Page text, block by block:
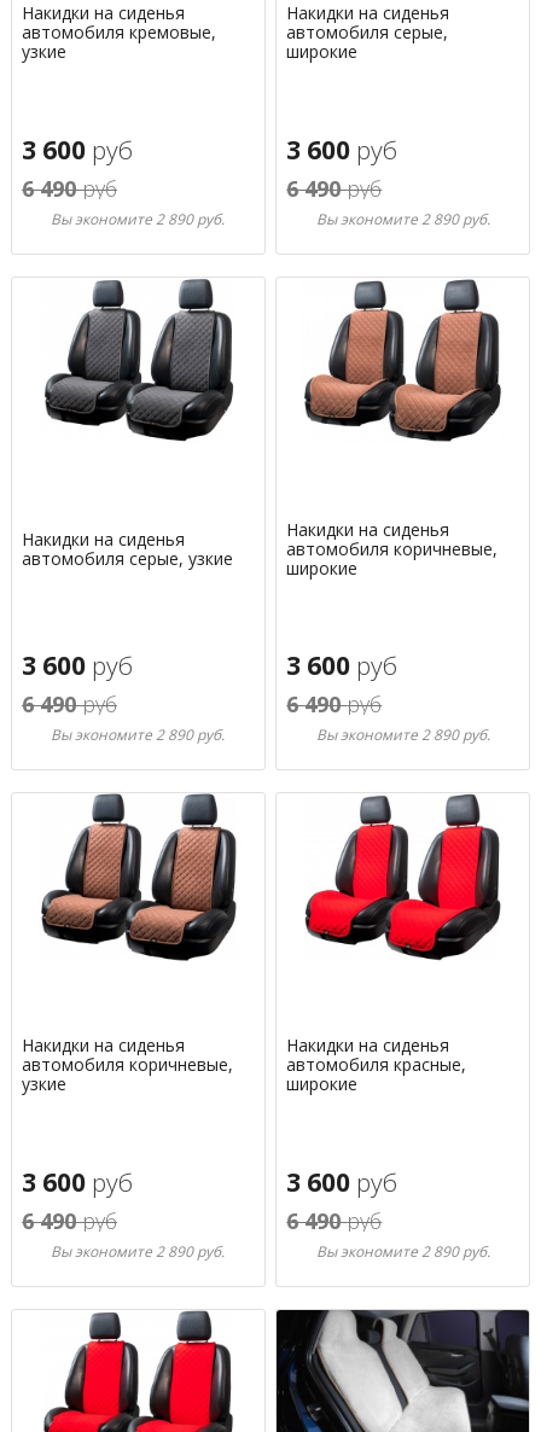
Накидки на сиденья
автомобиля кремовые,
узкие
3 600 руб
6 490руб
Вы экономите 2 890 руб.
Накидки на сиденья
автомобиля серые,
широкие
3 600 руб
6 490руб
Вы экономите 2 890 руб.
Накидки на сиденья
автомобиля серые, узкие
3 600 руб
6 490руб
Вы экономите 2 890 руб.
Накидки на сиденья
автомобиля коричневые,
широкие
3 600 руб
6 490руб
Вы экономите 2 890 руб.
Накидки на сиденья
автомобиля коричневые,
узкие
3 600 руб
6 490руб
Вы экономите 2 890 руб.
Накидки на сиденья
автомобиля красные,
широкие
3 600 руб
6 490руб
Вы экономите 2 890 руб.